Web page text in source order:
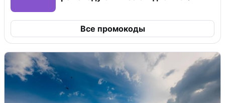
Все промокоды